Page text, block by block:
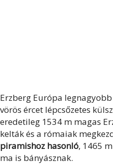
Erzberg Európa
vörös ércet lépcsőzetes
eredetileg 1534 m magas
kelták és a rómaiak
piramishoz hasonló, 1465
ma is bányásznak.